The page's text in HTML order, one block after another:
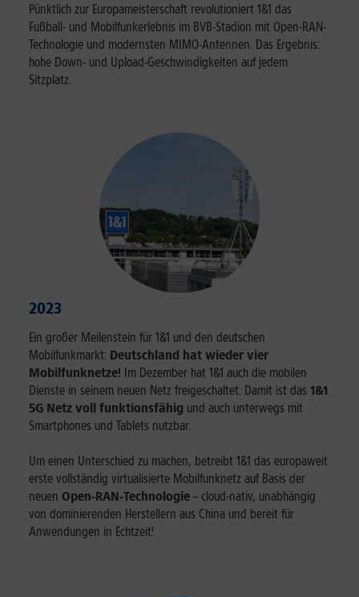
Pünktlich zur Europameisterschaft revolutioniert 1&1 das
Fußball- und Mobilfunkerlebnis im BVB-Stadion mit Open-RAN-
Technologie und modernsten MIMO-Antennen. Das Ergebnis:
hohe Down- und Upload-Geschwindigkeiten auf jedem
Sitzplatz.
2023
Ein großer Meilenstein für 1&1 und den deutschen
Mobilfunkmarkt: Deutschland hat wieder vier
Mobilfunknetze! Im Dezember hat 1&1 auch die mobilen
Dienste in seinem neuen Netz freigeschaltet. Damit ist das 1&1
5G Netz voll funktionsfähig und auch unterwegs mit
Smartphones und Tablets nutzbar.
Um einen Unterschied zu machen, betreibt 1&1 das europaweit
erste vollständig virtualisierte Mobilfunknetz auf Basis der
neuen Open-RAN-Technologie – cloud-nativ, unabhängig
von dominierenden Herstellern aus China und bereit für
Anwendungen in Echtzeit!